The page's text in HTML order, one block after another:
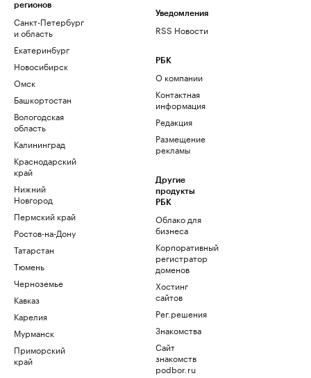
регионов
Санкт-Петербург
и область
Екатеринбург
Новосибирск
Омск
Башкортостан
Вологодская
область
Калининград
Краснодарский
край
Нижний
Новгород
Пермский край
Ростов-на-Дону
Татарстан
Тюмень
Черноземье
Кавказ
Карелия
Мурманск
Приморский
край
Уведомления
RSS Новости
РБК
О компании
Контактная
информация
Редакция
Размещение
рекламы
Другие
продукты
РБК
Облако для
бизнеса
Корпоративный
регистратор
доменов
Хостинг
сайтов
Рег.решения
Знакомства
Сайт
знакомств
podbor.ru